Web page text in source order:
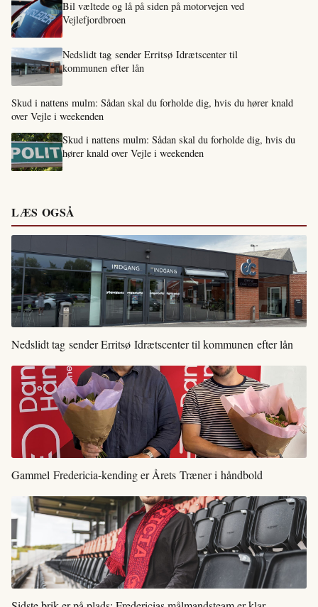
Bil væltede og lå på siden på motorvejen ved
Vejlefjordbroen
Nedslidt tag sender Erritsø Idrætscenter til
kommunen efter lån
Skud i nattens mulm: Sådan skal du forholde dig, hvis du hører knald
over Vejle i weekenden
Skud i nattens mulm: Sådan skal du forholde dig, hvis du
hører knald over Vejle i weekenden
LÆS OGSÅ
Nedslidt tag sender Erritsø Idrætscenter til kommunen efter lån
Gammel Fredericia-kending er Årets Træner i håndbold